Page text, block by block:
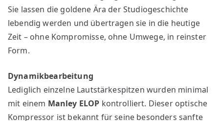
Sie lassen die goldene Ära der Studiogeschichte
lebendig werden und übertragen sie in die heutige
Zeit – ohne Kompromisse, ohne Umwege, in reinster
Form.
Dynamikbearbeitung
Lediglich einzelne Lautstärkespitzen wurden minimal
mit einem Manley ELOP kontrolliert. Dieser optische
Kompressor ist bekannt für seine besonders sanfte